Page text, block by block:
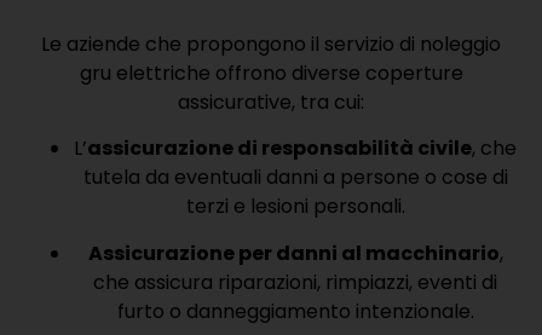
Le aziende che propongono il servizio di noleggio
gru elettriche offrono diverse coperture
assicurative, tra cui:
L’assicurazione di responsabilità civile, che
tutela da eventuali danni a persone o cose di
terzi e lesioni personali.
Assicurazione per danni al macchinario,
che assicura riparazioni, rimpiazzi, eventi di
furto o danneggiamento intenzionale.